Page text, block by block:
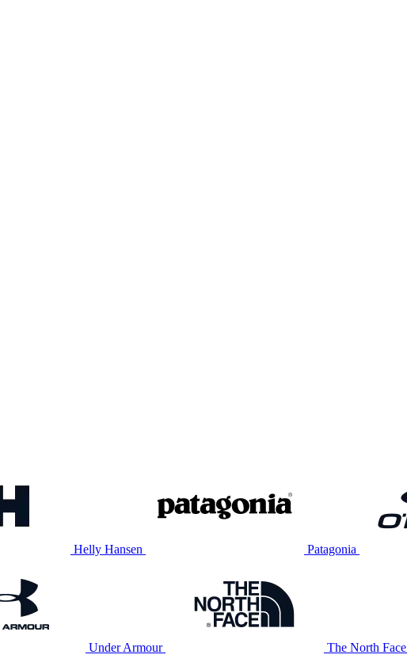
Helly Hansen Patagonia
Under Armour The North Face